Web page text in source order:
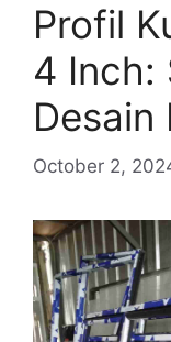
Profil
4 Inch:
Desain
October 2,